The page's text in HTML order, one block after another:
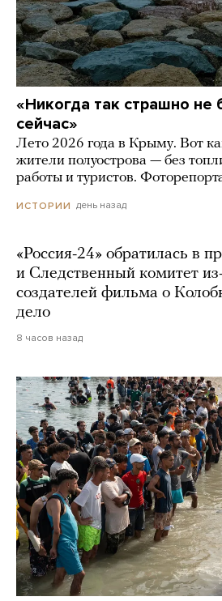
«Никогда так страшно не
сейчас»
Лето 2026 года в Крыму. Вот
жители полуострова — без
работы и туристов.
ИСТОРИИ день назад
«Россия-24» обратилась в
и Следственный комитет
создателей фильма о
дело
8 часов назад